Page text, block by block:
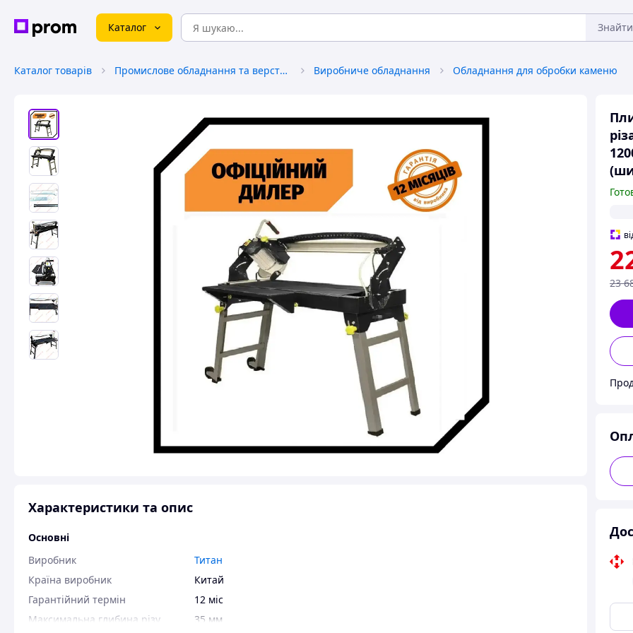
Каталог Знайти
Каталог товарів Промислове обладнання та верстати Виробниче обладнання Обладнання для обробки каменю
23
Характеристики та опис
Основні
Виробник
Титан
Країна виробник
Китай
Гарантійний термін
12 міс
Максимальна глибина різу
35 мм